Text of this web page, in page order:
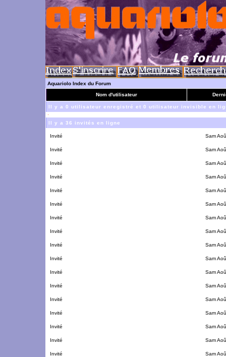
Aquariolo Index du Forum
Nom d'utilisateur
Il y a 0 utilisateur enregistré et 0 utilisateur invisible en
Il y a 36 invités en ligne
Invité Sam
Invité Sam
Invité Sam
Invité Sam
Invité Sam
Invité Sam
Invité Sam
Invité Sam
Invité Sam
Invité Sam
Invité Sam
Invité Sam
Invité Sam
Invité Sam
Invité Sam
Invité Sam
Invité Sam